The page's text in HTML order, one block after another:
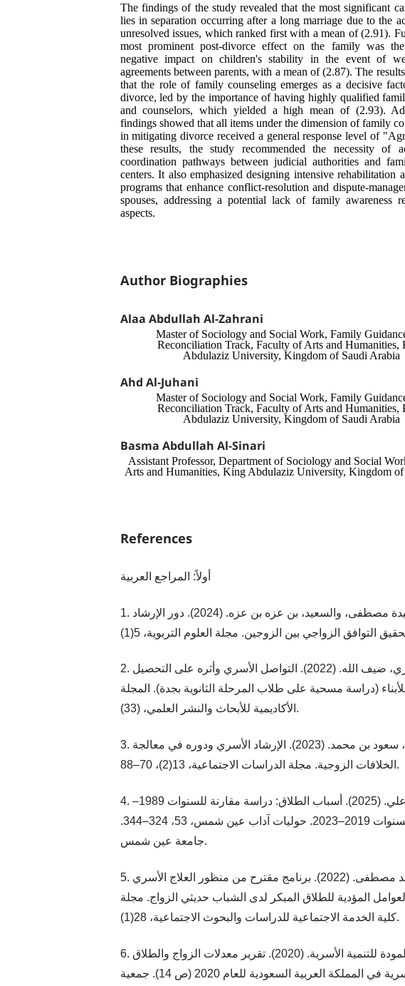
The findings of the study revealed that the most significant
lies in separation occurring after a long marriage due to the
unresolved issues, which ranked first with a mean of (2.91).
most prominent post-divorce effect on the family was the
negative impact on children's stability in the event of
agreements between parents, with a mean of (2.87). The
that the role of family counseling emerges as a decisive
divorce, led by the importance of having highly qualified
and counselors, which yielded a high mean of (2.93).
findings showed that all items under the dimension of family
in mitigating divorce received a general response level of
these results, the study recommended the necessity of
coordination pathways between judicial authorities and
centers. It also emphasized designing intensive rehabilitation
programs that enhance conflict-resolution and dispute-
spouses, addressing a potential lack of family awareness
aspects.
Author Biographies
Alaa Abdullah Al-Zahrani
Master of Sociology and Social Work, Family
Reconciliation Track, Faculty of Arts and Humanities,
Abdulaziz University, Kingdom of Saudi Arabia
Ahd Al-Juhani
Master of Sociology and Social Work, Family
Reconciliation Track, Faculty of Arts and Humanities,
Abdulaziz University, Kingdom of Saudi Arabia
Basma Abdullah Al-Sinari
Assistant Professor, Department of Sociology and Social
Arts and Humanities, King Abdulaziz University, Kingdom of
References
أولاً: المراجع العربية
1. الأشهب، مفيدة مصطفى، والسعيد، بن عزه بن عزه. (2024). دور الإرشاد
2. العامري، ضيف الله. (2022). التواصل الأسري وأثره على التحصيل
(دراسة مسحية على طلاب المرحلة الثانوية بجدة). المجلة
الأكاديمية للأبحاث والنشر العلمي، (33).
3. الحربي، سعود بن محمد. (2023). الإرشاد الأسري ودوره في معالجة
الخلافات الزوجية. مجلة الدراسات الاجتماعية، 13(2)، 70–88.
4. حسين، ثريا علي. (2025). أسباب الطلاق: دراسة مقارنة للسنوات 1989–
1993 وللسنوات 2019–2023. حوليات آداب عين شمس، 53، 324–344.
جامعة عين شمس.
5. حلمي، محمد مصطفى. (2022). برنامج مقترح من منظور العلاج الأسري
المؤدية للطلاق المبكر لدى الشباب حديثي الزواج. مجلة
كلية الخدمة الاجتماعية للدراسات والبحوث الاجتماعية، 28(1).
6. جمعية المودة للتنمية الأسرية. (2020). تقرير معدلات الزواج والطلاق
والقضايا الأسرية في المملكة العربية السعودية للعام 2020 (ص 14). جمعية